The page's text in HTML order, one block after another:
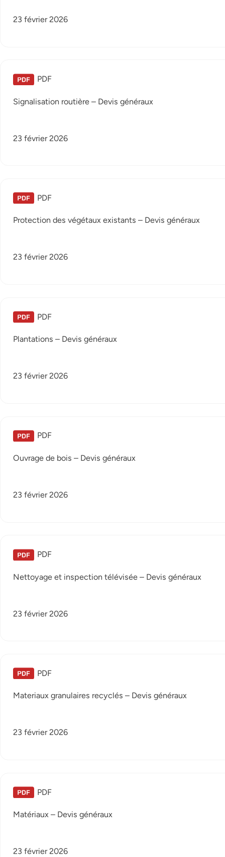
23 février 2026
PDF
Signalisation routière – Devis généraux
23 février 2026
PDF
Protection des végétaux existants – Devis généraux
23 février 2026
PDF
Plantations – Devis généraux
23 février 2026
PDF
Ouvrage de bois – Devis généraux
23 février 2026
PDF
Nettoyage et inspection télévisée – Devis généraux
23 février 2026
PDF
Materiaux granulaires recyclés – Devis généraux
23 février 2026
PDF
Matériaux – Devis généraux
23 février 2026